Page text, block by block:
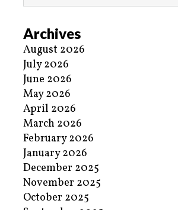
Archives
August 2026
July 2026
June 2026
May 2026
April 2026
March 2026
February 2026
January 2026
December 2025
November 2025
October 2025